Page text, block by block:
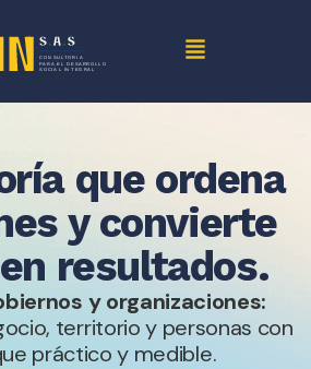
que ordena
y convierte
resultados.
y organizaciones:
territorio y personas con
práctico y medible.